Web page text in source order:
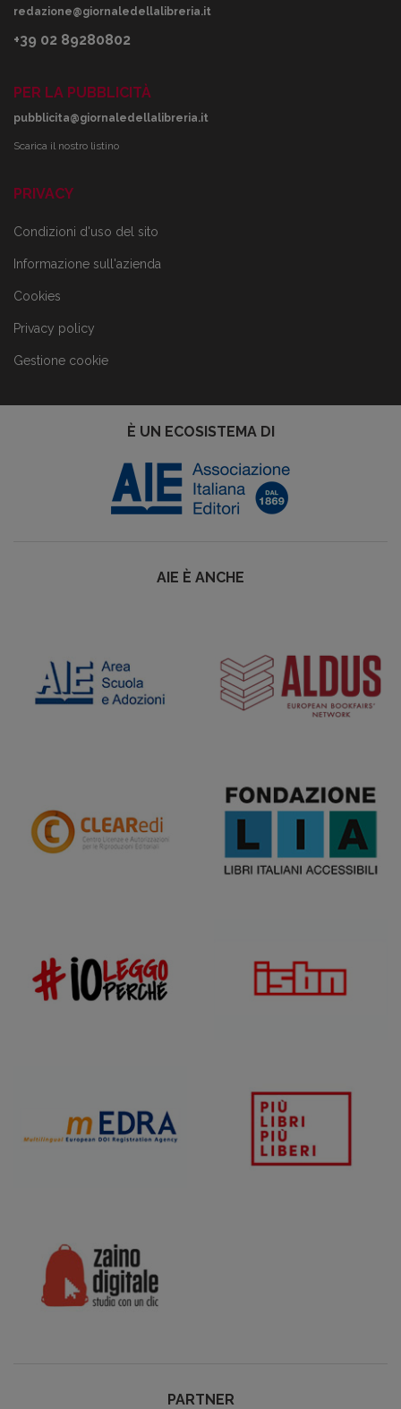
redazione@giornaledellalibreria.it
+39 02 89280802
PER LA PUBBLICITÀ
pubblicita@giornaledellalibreria.it
Scarica il nostro listino
PRIVACY
Condizioni d'uso del sito
Informazione sull'azienda
Cookies
Privacy policy
Gestione cookie
È UN ECOSISTEMA DI
AIE È ANCHE
PARTNER